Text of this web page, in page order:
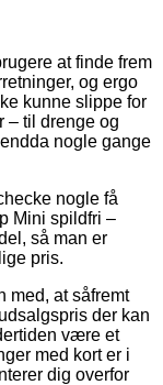
at finde frem
og ergo
kunne slippe for
– til drenge og
nogle gange
nogle få
Mini spildfri –
så man er
pris.
med, at såfremt
der kan
være et
med kort er i
dig overfor